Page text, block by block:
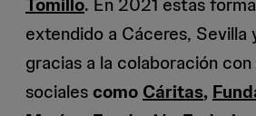
extendido a Cáceres, Sevilla
gracias a la colaboración
sociales como Cáritas,